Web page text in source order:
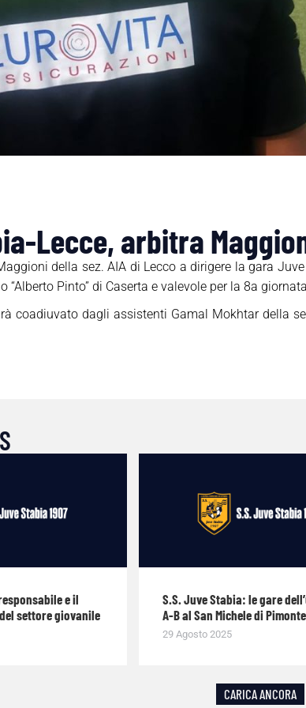
Lecce, arbitra
della sez. AIA di Lecco a dirigere la gara
“Alberto Pinto” di Caserta e valevole per la 8a
coadiuvato dagli assistenti Gamal Mokhtar della
e il
settore giovanile
S.S. Juve Stabia: le gare
A-B al San Michele di Pimonte
29 Agosto 2025
CARICA ANCORA